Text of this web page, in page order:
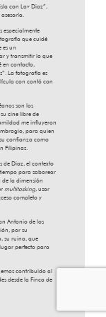
con Lav Diaz”,
especialmente
que cuidé
es un
y transmitir lo que
en contacto,
La fotografía es
con contó con
son los
cine libre de
me influyeron
para quien
confianza como
Filipinas.
de Diaz, el contexto
para saborear
de la dimensión
multitasking, usar
completo y
Antonio de los
por su
su ruina, que
perfecto para
contribuido al
desde la Finca de